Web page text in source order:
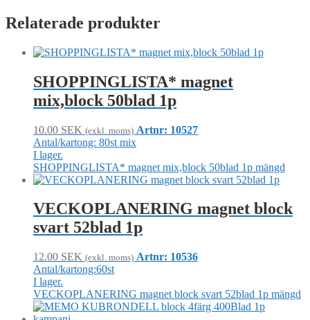
Relaterade produkter
SHOPPINGLISTA* magnet
mix,block 50blad 1p
10.00 SEK (exkl. moms) Artnr: 10527
Antal/kartong: 80st mix
I lager.
SHOPPINGLISTA* magnet mix,block 50blad 1p mängd
VECKOPLANERING magnet block
svart 52blad 1p
12.00 SEK (exkl. moms) Artnr: 10536
Antal/kartong:60st
I lager.
VECKOPLANERING magnet block svart 52blad 1p mängd